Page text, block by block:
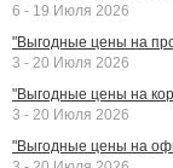
6 - 19 Июля 2026
"Выгодные цены на
3 - 20 Июля 2026
"Выгодные цены на
3 - 20 Июля 2026
"Выгодные цены на